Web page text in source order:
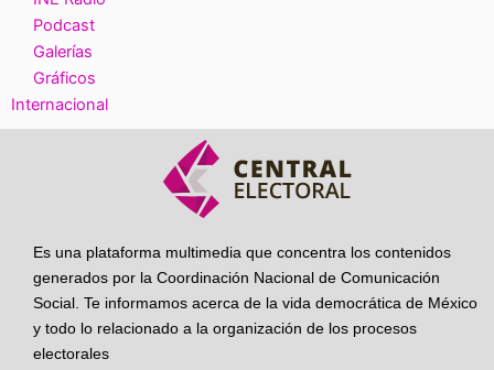
Podcast
Galerías
Gráficos
Internacional
Es una plataforma multimedia que concentra los contenidos
generados por la Coordinación Nacional de Comunicación
Social. Te informamos acerca de la vida democrática de México
y todo lo relacionado a la organización de los procesos
electorales